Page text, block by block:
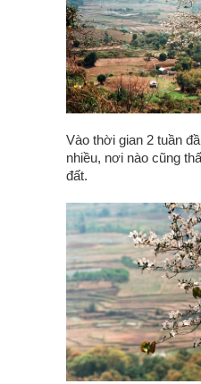
Vào thời gian 2 tuần
nhiều, nơi nào cũng
đất.